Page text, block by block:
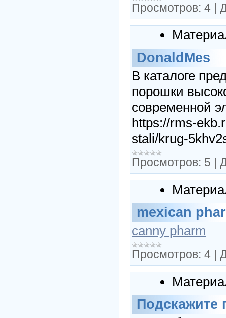
Просмотров: 4 |
DonaldMes
В каталоге
порошки
современной
https://rms-
stali/krug-
Просмотров: 5 |
mexican
canny pharm
Просмотров: 4 |
Подскажите